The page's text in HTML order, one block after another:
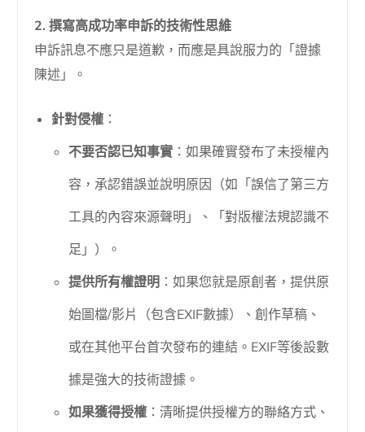
2. 撰寫高成功率申訴的技術性思維
申訴訊息不應只是道歉，而應是具說服力的「證據
陳述」。
針對侵權 ：
不要否認已知事實：如果確實發布了未授權內
容，承認錯誤並說明原因（如「誤信了第三方
工具的內容來源聲明」、「對版權法規認識不
足」）。
提供所有權證明：如果您就是原創者，提供原
始圖檔/影片（包含EXIF數據）、創作草稿、
或在其他平台首次發布的連結。EXIF等後設數
據是強大的技術證據。
如果獲得授權：清晰提供授權方的聯絡方式、